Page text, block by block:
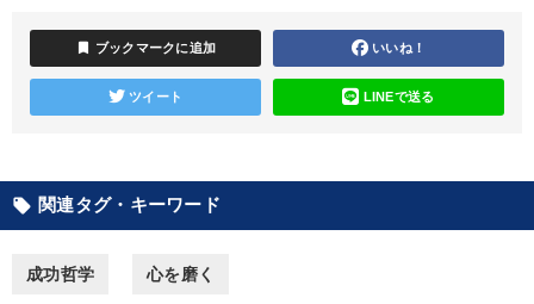
最新刊・戦略参謀ChatGPT実戦法と中小企業のDXと講話ご案内
仕事のスキルと人間力を高める知恵を身につける
組織と人を動かすマネジメント力を磨く
売上直結の営業力や販売力を獲得する
bookmark ブックマークに追加 いいね！
ツイート LINEで送る
local_offer 関連タグ・キーワード
成功哲学 心を磨く